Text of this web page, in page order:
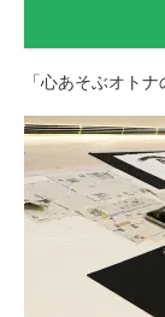
「心あそぶオト